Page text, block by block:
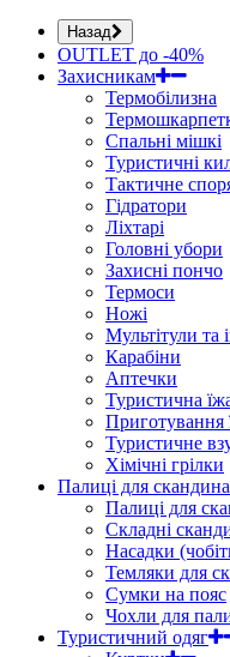
Назад
OUTLET до -40%
Захисникам
Термобілизна
Спальні мішкі
Туристичні
Тактичне
Гідратори
Ліхтарі
Головні убори
Захисні пончо
Термоси
Ножі
Мультітули та
Карабіни
Аптечки
Туристична
Приготування
Туристичне
Хімічні грілки
Палиці для
Палиці для
Складні
Насадки
Темляки для
Сумки на пояс
Чохли для
Туристичний одяг